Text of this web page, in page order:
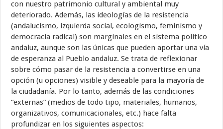
con nuestro patrimonio cultural y ambiental muy
deteriorado. Además, las ideologías de la resistencia
(andalucismo, izquierda social, ecologismo, feminismo y
democracia radical) son marginales en el sistema político
andaluz, aunque son las únicas que pueden aportar una vía
de esperanza al Pueblo andaluz. Se trata de reflexionar
sobre cómo pasar de la resistencia a convertirse en una
opción (u opciones) visible y deseable para la mayoría de
la ciudadanía. Por lo tanto, además de las condiciones
“externas” (medios de todo tipo, materiales, humanos,
organizativos, comunicacionales, etc.) hace falta
profundizar en los siguientes aspectos: